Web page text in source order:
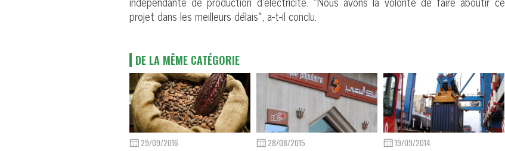
projet dans les meilleurs délais», a-t-il conclu.
DE LA MÊME CATÉGORIE
29/09/2016 28/08/2015 19/09/2014